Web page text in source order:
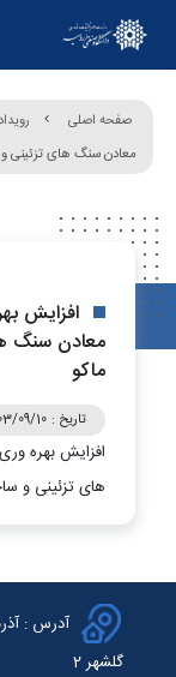
صفحه اصلی
معادن سنگ های تزئینی و
افزایش
معادن سنگ
ماکو
تاریخ : 09/10
افزایش بهره
های تزئینی و
آدرس :
گلشهر 2